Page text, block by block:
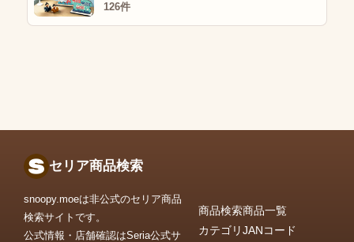
126件
セリア商品検索
snoopy.moeは非公式のセリア商品
検索サイトです。
公式情報・店舗確認はSeria公式サ
商品検索商品一覧
カテゴリJANコード